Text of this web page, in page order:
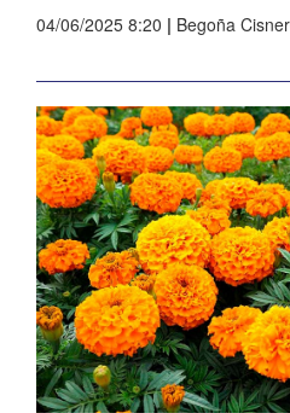
04/06/2025 8:20 | Begoña